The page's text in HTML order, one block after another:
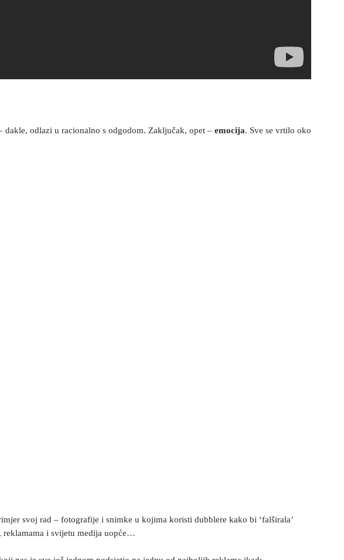
dakle, odlazi u racionalno s odgodom. Zaključak, opet – emocija. Sve se vrtilo oko
svoj rad – fotografije i snimke u kojima koristi dubblere kako bi ‘falširala’
reklamama i svijetu medija uopće…